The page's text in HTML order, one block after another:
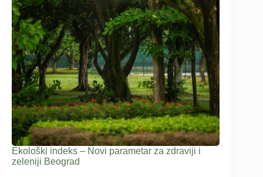
Ekološki indeks – Novi parametar za zdraviji i
zeleniji Beograd